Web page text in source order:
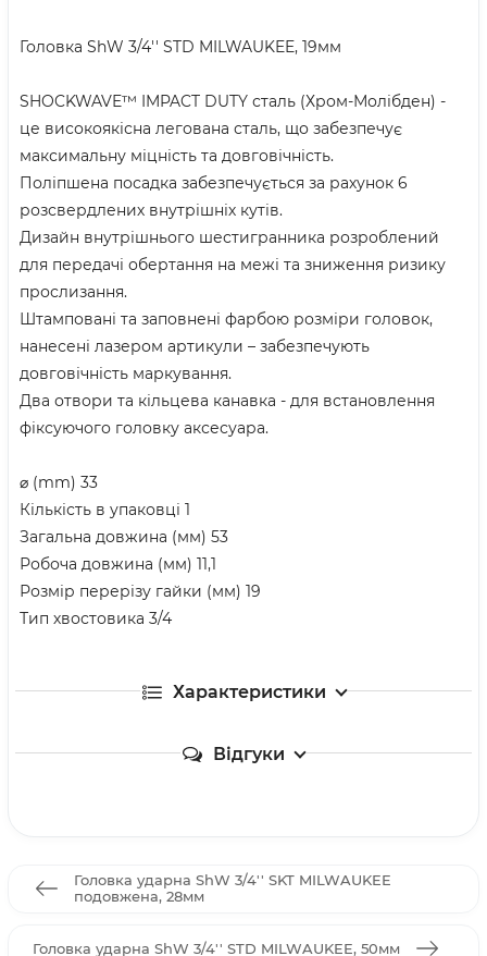
Головка ShW 3/4'' STD MILWAUKEE, 19мм
SHOCKWAVE™ IMPACT DUTY сталь (Хром-Молібден) -
це високоякісна легована сталь, що забезпечує
максимальну міцність та довговічність.
Поліпшена посадка забезпечується за рахунок 6
розсвердлених внутрішніх кутів.
Дизайн внутрішнього шестигранника розроблений
для передачі обертання на межі та зниження ризику
прослизання.
Штамповані та заповнені фарбою розміри головок,
нанесені лазером артикули – забезпечують
довговічність маркування.
Два отвори та кільцева канавка - для встановлення
фіксуючого головку аксесуара.
⌀ (mm) 33
Кількість в упаковці 1
Загальна довжина (мм) 53
Робоча довжина (мм) 11,1
Розмір перерізу гайки (мм) 19
Тип хвостовика 3/4
Характеристики
Відгуки
Головка ударна ShW 3/4'' SKT MILWAUKEE
подовжена, 28мм
Головка ударна ShW 3/4'' STD MILWAUKEE, 50мм